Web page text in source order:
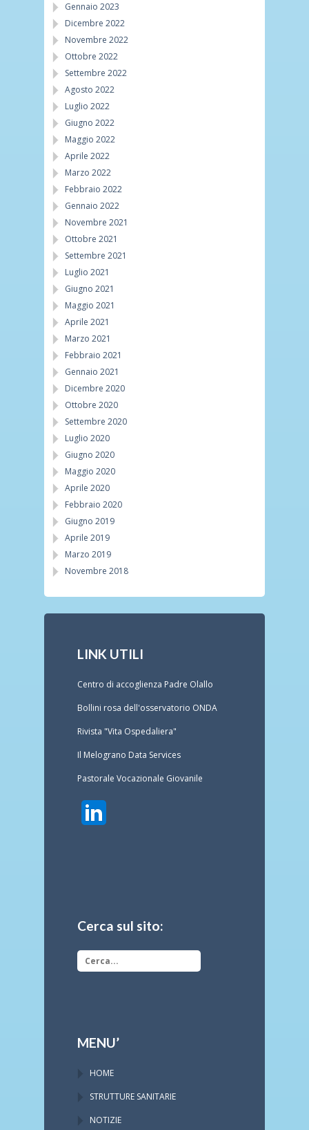
Gennaio 2023
Dicembre 2022
Novembre 2022
Ottobre 2022
Settembre 2022
Agosto 2022
Luglio 2022
Giugno 2022
Maggio 2022
Aprile 2022
Marzo 2022
Febbraio 2022
Gennaio 2022
Novembre 2021
Ottobre 2021
Settembre 2021
Luglio 2021
Giugno 2021
Maggio 2021
Aprile 2021
Marzo 2021
Febbraio 2021
Gennaio 2021
Dicembre 2020
Ottobre 2020
Settembre 2020
Luglio 2020
Giugno 2020
Maggio 2020
Aprile 2020
Febbraio 2020
Giugno 2019
Aprile 2019
Marzo 2019
Novembre 2018
LINK UTILI
Centro di accoglienza Padre Olallo
Bollini rosa dell'osservatorio ONDA
Rivista "Vita Ospedaliera"
Il Melograno Data Services
Pastorale Vocazionale Giovanile
Cerca sul sito:
MENU’
HOME
STRUTTURE SANITARIE
NOTIZIE